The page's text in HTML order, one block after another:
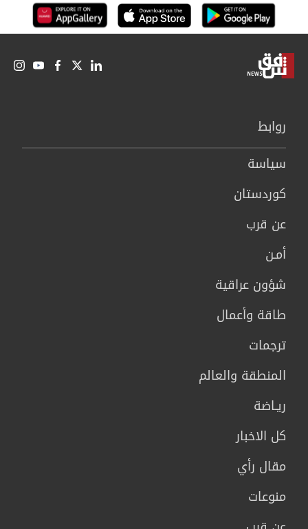
روابط
سیاسة
كوردستان
عن قرب
أمـن
شؤون عراقية
طاقة وأعمال
ترجمات
المنطقة والعالم
ريـاضة
كل الاخبار
مقال رأي
منوعات